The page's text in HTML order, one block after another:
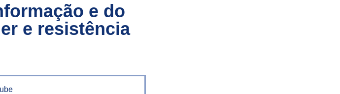
e do
e resistência